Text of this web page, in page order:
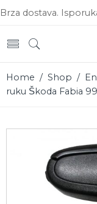
Brza dostava.
Home / Shop /
ruku Škoda Fabia